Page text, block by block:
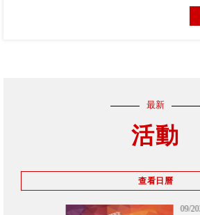
最新
活動
查看日曆
09/2026 - 02/2027